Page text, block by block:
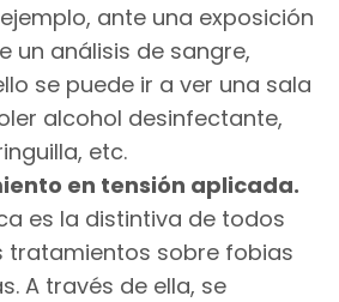
ante una exposición
un análisis de sangre,
se puede ir a ver una sala
alcohol desinfectante,
etc.
en tensión aplicada.
es la distintiva de todos
tratamientos sobre fobias
A través de ella, se